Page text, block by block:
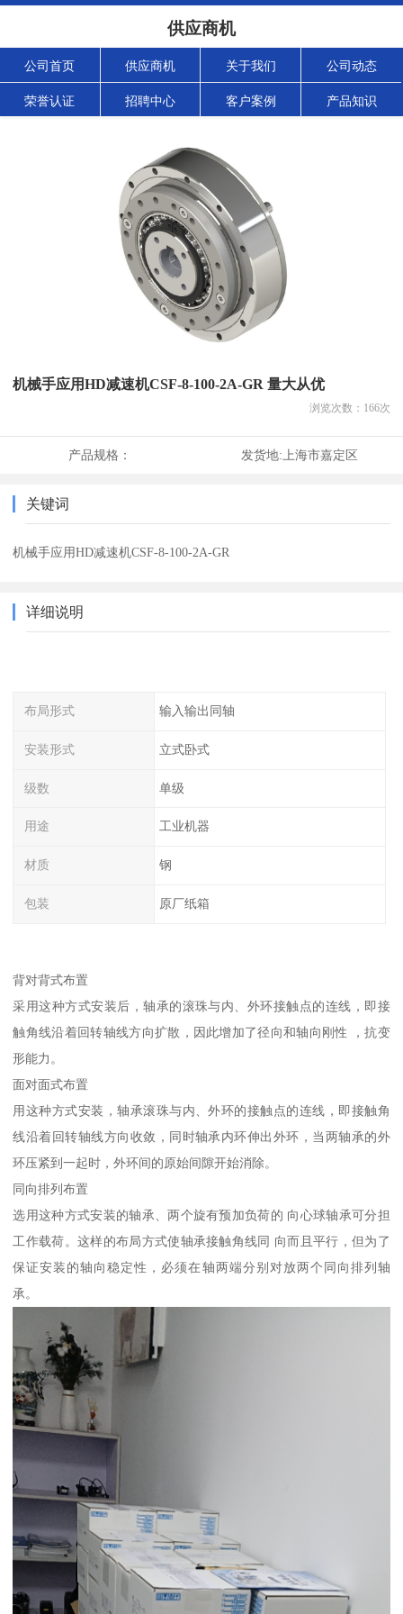
供应商机
公司首页 供应商机 关于我们 公司动态
荣誉认证 招聘中心 客户案例 产品知识
机械手应用HD减速机CSF-8-100-2A-GR 量大从优
浏览次数： 166次
产品规格： 发货地: 上海市嘉定区
关键词
机械手应用HD减速机CSF-8-100-2A-GR
详细说明
布局形式 输入输出同轴
安装形式 立式卧式
级数 单级
用途 工业机器
材质 钢
包装 原厂纸箱
背对背式布置
采用这种方式安装后，轴承的滚珠与内、外环接触点的连线，即接
触角线沿着回转轴线方向扩散，因此增加了径向和轴向刚性 ，抗变
形能力。
面对面式布置
用这种方式安装，轴承滚珠与内、外环的接触点的连线，即接触角
线沿着回转轴线方向收敛，同时轴承内环伸出外环，当两轴承的外
环压紧到一起时，外环间的原始间隙开始消除。
同向排列布置
选用这种方式安装的轴承、两个旋有预加负荷的 向心球轴承可分担
工作载荷。这样的布局方式使轴承接触角线同 向而且平行，但为了
保证安装的轴向稳定性，必须在轴两端分别对放两个同向排列轴
承。